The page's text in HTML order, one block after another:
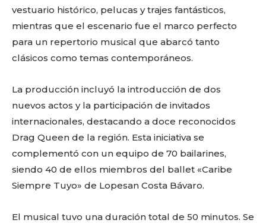
vestuario histórico, pelucas y trajes fantásticos,
mientras que el escenario fue el marco perfecto
para un repertorio musical que abarcó tanto
clásicos como temas contemporáneos.
La producción incluyó la introducción de dos
nuevos actos y la participación de invitados
internacionales, destacando a doce reconocidos
Drag Queen de la región. Esta iniciativa se
complementó con un equipo de 70 bailarines,
siendo 40 de ellos miembros del ballet «Caribe
Siempre Tuyo» de Lopesan Costa Bávaro.
El musical tuvo una duración total de 50 minutos. Se